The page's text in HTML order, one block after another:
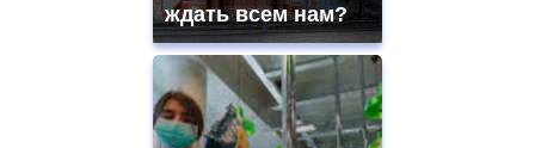
ждать всем нам?